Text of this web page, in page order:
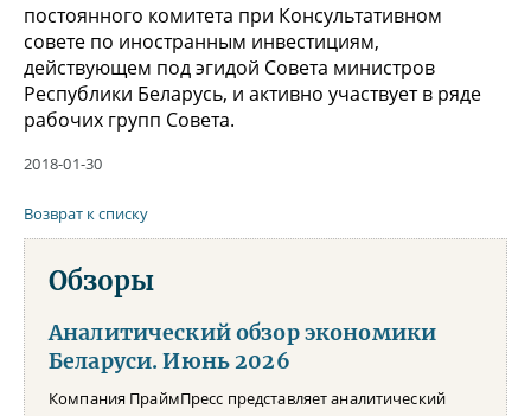
постоянного комитета при Консультативном
совете по иностранным инвестициям,
действующем под эгидой Совета министров
Республики Беларусь, и активно участвует в ряде
рабочих групп Совета.
2018-01-30
Возврат к списку
Обзоры
Аналитический обзор экономики
Беларуси. Июнь 2026
Компания ПраймПресс представляет аналитический